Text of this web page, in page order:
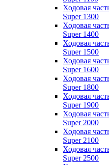
Ходовая
Super 1300
Ходовая
Super 1400
Ходовая
Super 1500
Ходовая
Super 1600
Ходовая
Super 1800
Ходовая
Super 1900
Ходовая
Super 2000
Ходовая
Super 2100
Ходовая
Super 2500